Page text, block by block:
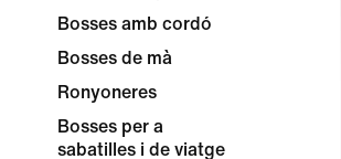
Bosses amb cordó
Bosses de mà
Ronyoneres
Bosses per a
sabatilles i de viatge